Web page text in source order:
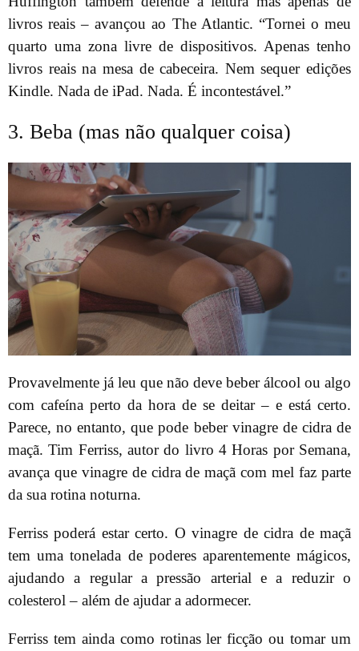
livros reais – avançou ao The Atlantic. “Tornei o meu
quarto uma zona livre de dispositivos. Apenas tenho
livros reais na mesa de cabeceira. Nem sequer edições
Kindle. Nada de iPad. Nada. É incontestável.”
3. Beba (mas não qualquer coisa)
Provavelmente já leu que não deve beber álcool ou algo
com cafeína perto da hora de se deitar – e está certo.
Parece, no entanto, que pode beber vinagre de cidra de
maçã. Tim Ferriss, autor do livro 4 Horas por Semana,
avança que vinagre de cidra de maçã com mel faz parte
da sua rotina noturna.
Ferriss poderá estar certo. O vinagre de cidra de maçã
tem uma tonelada de poderes aparentemente mágicos,
ajudando a regular a pressão arterial e a reduzir o
colesterol – além de ajudar a adormecer.
Ferriss tem ainda como rotinas ler ficção ou tomar um